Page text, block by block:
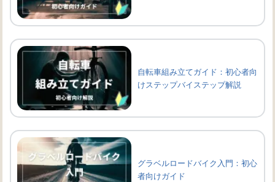
自転車組み立てガイド：初心者向
けステップバイステップ解説
グラベルロードバイク入門：初心
者向けガイド